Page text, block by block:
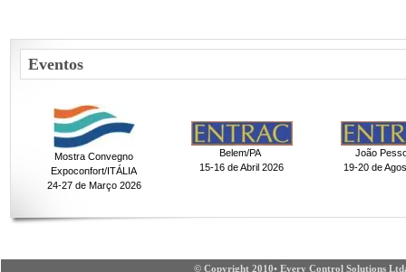
Eventos
Mostra Convegno
Expoconfort/ITÁLIA
24-27 de Março 2026
Belem/PA
15-16 de Abril 2026
João
19-20 de
© Copyright 2010• Every Control Solutions